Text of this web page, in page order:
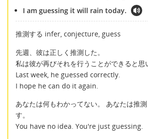
I am guessing it will rain today.
推測する infer, conjecture, guess
先週、彼は正しく推測した。
私は彼が再びそれを行うことができると思
Last week, he guessed correctly.
I hope he can do it again.
あなたは何もわかってない。 あなたは推
す。
You have no idea. You're just guessing.